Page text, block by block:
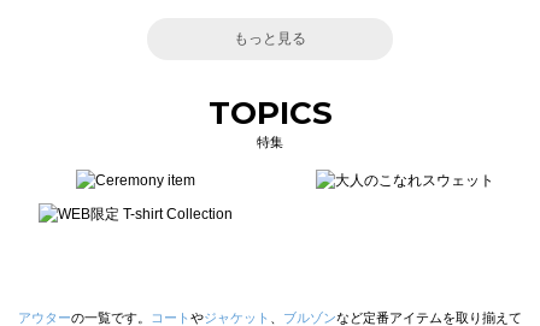
もっと見る
TOPICS
特集
アウターの一覧です。 コート やジャケット ブルゾンなど定番アイテムを取り揃えて